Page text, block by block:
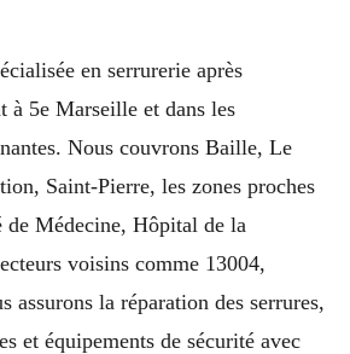
en serrurerie après
à 5e Marseille et dans les
Nous couvrons Baille, Le
Saint-Pierre, les zones proches
de Médecine, Hôpital de la
voisins comme 13004,
assurons la réparation des serrures,
et équipements de sécurité avec